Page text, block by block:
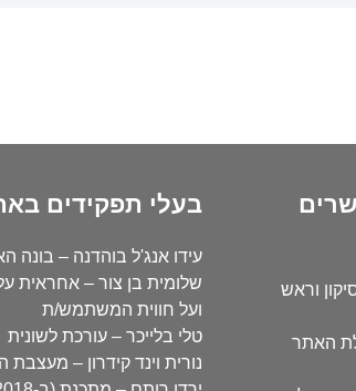
וראש
האתר
בעלי תפקידים
עידו אנג'ל בוהדנה – בונה
שלומית בן צור – אחראית
ועל חווית המשתמש/ת
טלי בלייכר – עורכת לשונית
נורית וינד קידרון – מעצבת